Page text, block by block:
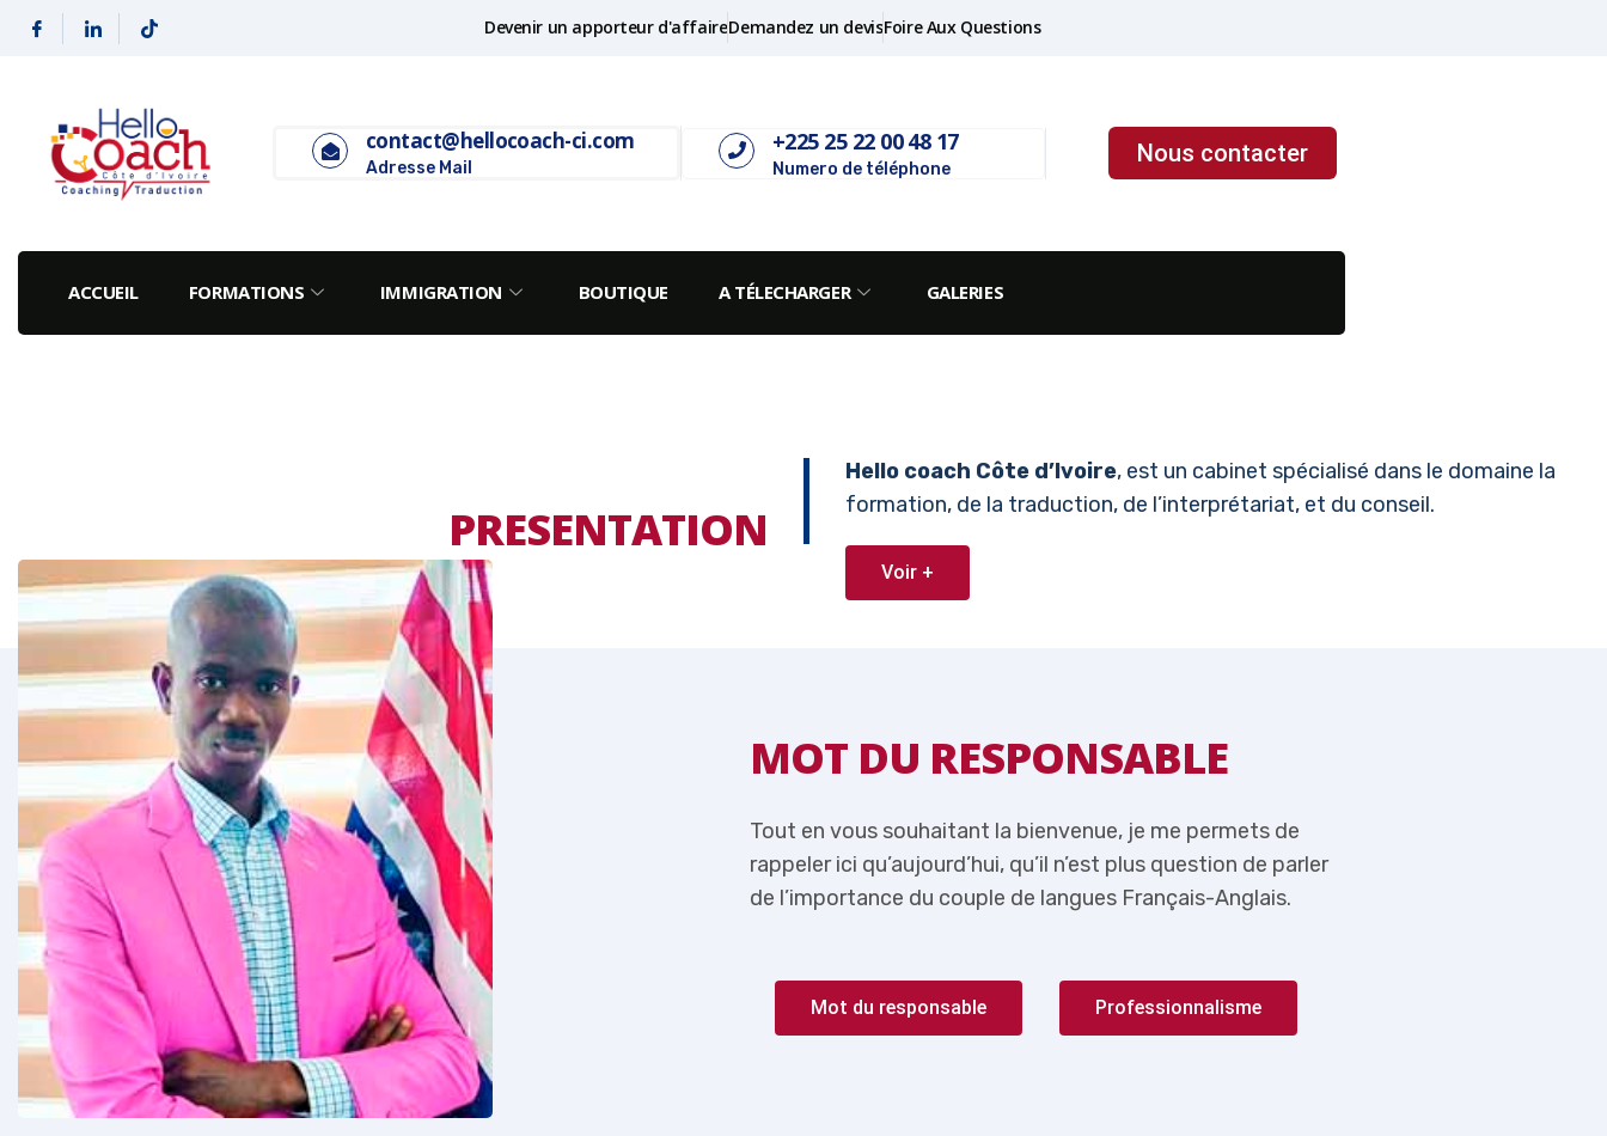
Devenir un apporteur d'affaireDemandez un devisFoire Aux Questions
contact@hellocoach-ci.com
Adresse Mail
+225 25 22 00 48 17
Numero de téléphone
Nous contacter
ACCUEIL FORMATIONS IMMIGRATION BOUTIQUE A TÉLECHARGER GALERIES
PRESENTATION
Hello coach Côte d’Ivoire, est un cabinet spécialisé dans le domaine la
formation, de la traduction, de l’interprétariat, et du conseil.
Voir +
de
de parler
Anglais.
MOT DU RESPONSABLE
Tout en vous souhaitant la bienvenue, je me permets de
rappeler ici qu’aujourd’hui, qu’il n’est plus question de parler
de l’importance du couple de langues Français-Anglais.
MOT DU RESPONSABLE
Tout en vous souhaitant la bienvenue, je me permets de
rappeler ici qu’aujourd’hui, qu’il n’est plus question de parler
de l’importance du couple de langues Français-Anglais.
Mot du responsable Professionnalisme